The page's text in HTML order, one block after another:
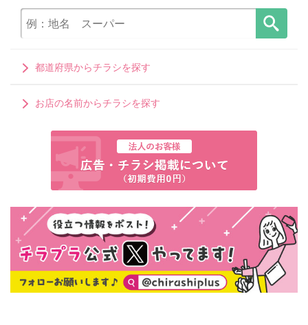
都道府県からチラシを探す
お店の名前からチラシを探す